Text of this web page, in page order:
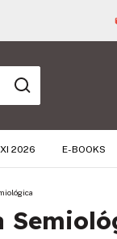
2026 E-BOOKS